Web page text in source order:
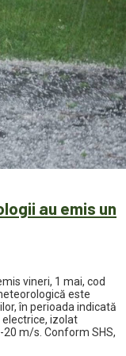
au emis un
vineri, 1 mai, cod
este
în perioada indicată
electrice, izolat
m/s. Conform SHS,